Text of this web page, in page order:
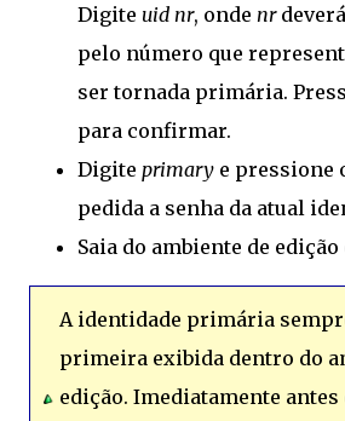
Digite uid nr, onde nr
pelo número que
ser tornada primária.
para confirmar.
Digite primary e pressione
pedida a senha da atual
Saia do ambiente de edição
A identidade primária
primeira exibida dentro do
edição. Imediatamente antes